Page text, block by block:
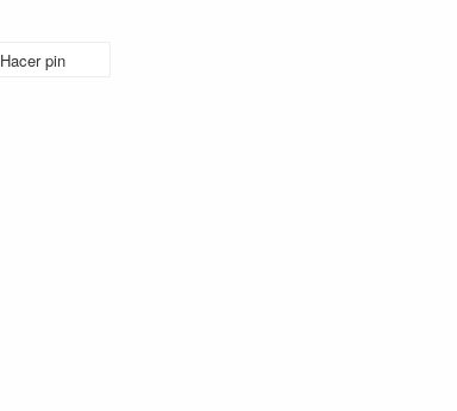
Hacer pin